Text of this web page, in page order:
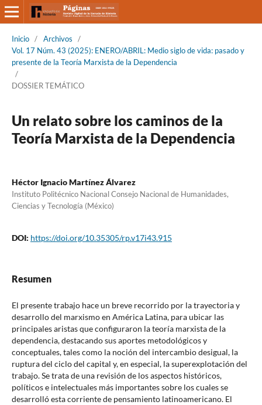
Inicio / Archivos
/
Vol. 17 Núm. 43 (2025): ENERO/ABRIL: Medio siglo de vida: pasado y
presente de la Teoría Marxista de la Dependencia
/
DOSSIER TEMÁTICO
Un relato sobre los caminos de la
Teoría Marxista de la Dependencia
Héctor Ignacio Martínez Álvarez
Instituto Politécnico Nacional Consejo Nacional de Humanidades,
Ciencias y Tecnología (México)
DOI: https://doi.org/10.35305/rp.v17i43.915
Resumen
El presente trabajo hace un breve recorrido por la trayectoria y
desarrollo del marxismo en América Latina, para ubicar las
principales aristas que configuraron la teoría marxista de la
dependencia, destacando sus aportes metodológicos y
conceptuales, tales como la noción del intercambio desigual, la
ruptura del ciclo del capital y, en especial, la superexplotación del
trabajo. Se trata de una revisión de los aspectos históricos,
políticos e intelectuales más importantes sobre los cuales se
desarrolló esta corriente de pensamiento latinoamericano. El